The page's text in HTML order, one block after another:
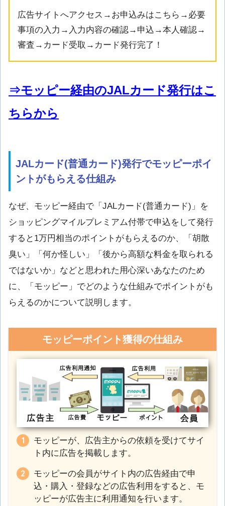
広告サイトへアクセス→お申込みはこちら→必要
事項の入力→入力内容の確認→申込→本人確認→
審査→カード受取→カード発行完了！
⇒モッピー経由のJALカード発行はこ
ちらから
JALカード(普通カード)発行でモッピーポイ
ントがもらえる仕組み
なぜ、モッピー経由で「JALカード(普通カード)」を
ショッピングマイルプレミアム付帯で申込をして発行
すると1万円相当のポイントがもらえるのか、「胡散
臭い」「何か怪しい」「後から高額な料金を取られる
ではないか」などと思われた用心深いあなたのため
に、「モッピー」でどのような仕組みでポイントがも
らえるのかについて説明します。
モッピーポイント獲得の仕組み
モッピーが、広告主からの依頼を受けてサイ
ト内に広告を掲載します。
モッピーの会員がサイト内の広告経由で申
込・購入・登録などの広告利用をすると、モ
ッピーが広告主に利用通知を行います。